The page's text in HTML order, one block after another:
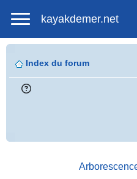
kayakdemer.net
Index du forum